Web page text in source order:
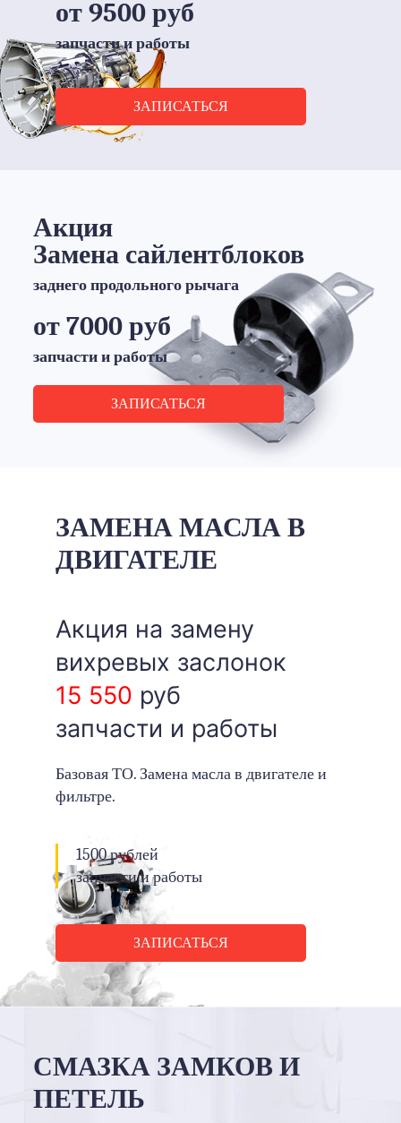
от 9500 руб
запчасти и работы
ЗАПИСАТЬСЯ
Акция
Замена сайлентблоков
заднего продольного рычага
от 7000 руб
запчасти и работы
ЗАПИСАТЬСЯ
ЗАМЕНА МАСЛА В
ДВИГАТЕЛЕ
Акция на замену
вихревых заслонок
15 550 руб
запчасти и работы
Базовая ТО. Замена масла в двигателе и
фильтре.
1500 рублей
запчасти и работы
ЗАПИСАТЬСЯ
СМАЗКА ЗАМКОВ И
ПЕТЕЛЬ